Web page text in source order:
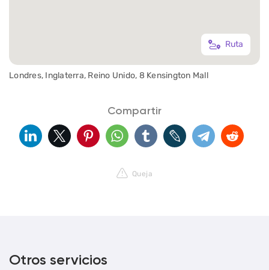
Ruta
Londres, Inglaterra, Reino Unido, 8 Kensington Mall
Compartir
Queja
Otros servicios